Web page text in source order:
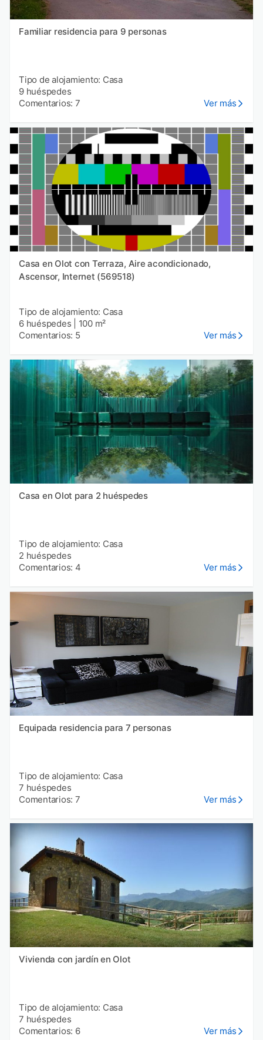
Familiar residencia para 9 personas
Tipo de alojamiento: Casa
9 huéspedes
Comentarios: 7
Ver más
Casa en Olot con Terraza, Aire acondicionado,
Ascensor, Internet (569518)
Tipo de alojamiento: Casa
6 huéspedes
100 m²
Comentarios: 5
Ver más
Casa en Olot para 2 huéspedes
Tipo de alojamiento: Casa
2 huéspedes
Comentarios: 4
Ver más
Equipada residencia para 7 personas
Tipo de alojamiento: Casa
7 huéspedes
Comentarios: 7
Ver más
Vivienda con jardín en Olot
Tipo de alojamiento: Casa
7 huéspedes
Comentarios: 6
Ver más